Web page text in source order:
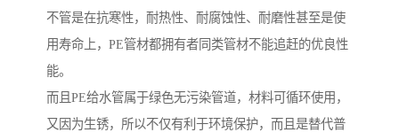
不管是在抗寒性，耐热性、耐腐蚀性、耐磨性甚至是使
用寿命上，PE管材都拥有者同类管材不能追赶的优良性
能。
而且PE给水管属于绿色无污染管道，材料可循环使用，
又因为生锈，所以不仅有利于环境保护，而且是替代普